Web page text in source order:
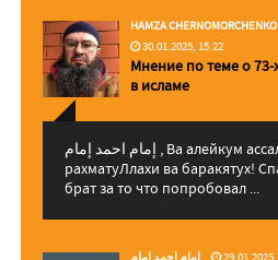
HAMZA CHERNOMORCHENKO
30.01.2025, 15:22
Мнение по теме о 73-
в исламе
إمام احمد إمام , Ва алейкум ассалам ва
рахматуЛлахи ва баракятух!
брат за то что попробовал ...
إمام احمد إمام